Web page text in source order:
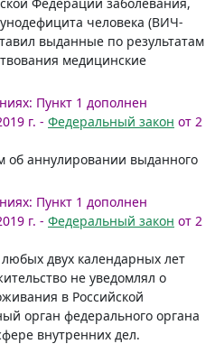
человека (ВИЧ-
выданные по результатам
медицинские
Пункт 1 дополнен
г. - Федеральный закон от 2
об аннулировании выданного
Пункт 1 дополнен
г. - Федеральный закон от 2
двух календарных лет
не уведомлял о
в Российской
орган федерального органа
внутренних дел.